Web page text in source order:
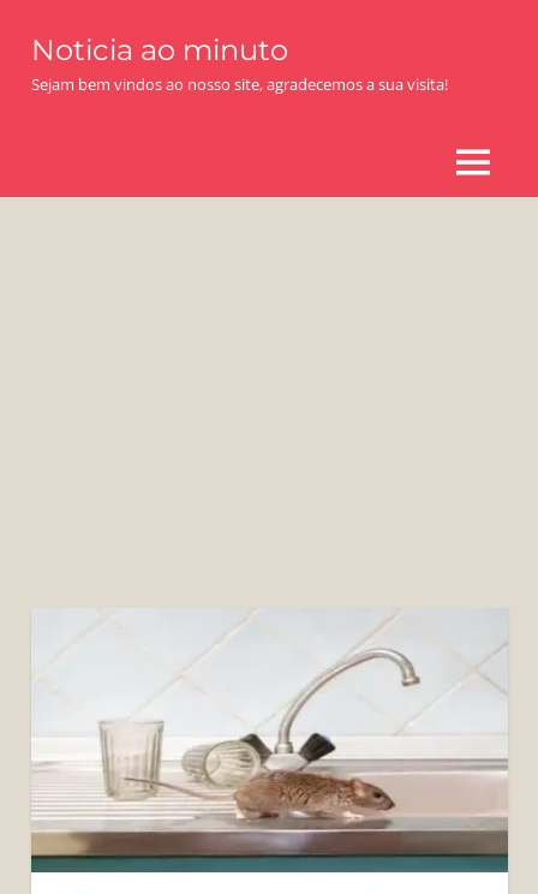
content
Noticia ao minuto
Sejam bem vindos ao nosso site, agradecemos a sua visita!
MENU